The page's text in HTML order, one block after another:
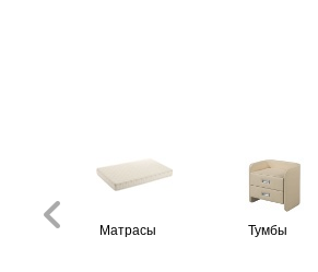
Матрасы Тумбы